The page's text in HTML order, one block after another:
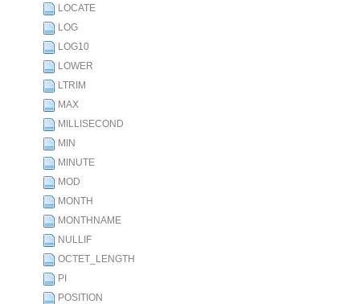
LOCATE
LOG
LOG10
LOWER
LTRIM
MAX
MILLISECOND
MIN
MINUTE
MOD
MONTH
MONTHNAME
NULLIF
OCTET_LENGTH
PI
POSITION